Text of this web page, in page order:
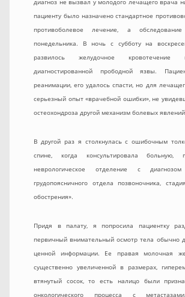
диагноз не вызвал у молодого лечащего врача
пациенту было назначено стандартное
противоболевое лечение, а
понедельника. В ночь с субботу на
развилось желудочное кровотечение
диагностированной прободной язвы.
реанимации, его удалось спасти, но для
серьезный опыт «врачебной ошибки», не
остеохондроза другой механизм болевых
В другой раз я столкнулась с ошибочным
спине, когда консультировала больную,
неврологическое отделение с диагнозом
грудопоясничного отдела позвоночника,
обострения».
Придя в палату, я попросила пациентку
первичный внимательный осмотр тела обычно
ценной информации. Ее правая молочная
существенно увеличенной в размерах,
втянутый сосок, то есть налицо были
онкологического процесса с